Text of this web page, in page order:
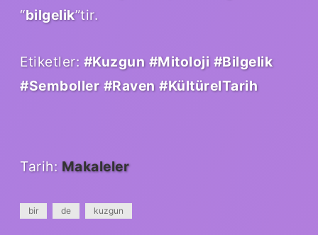
“bilgelik”tir.
Etiketler: #Kuzgun #Mitoloji #Bilgelik
#Semboller #Raven #KültürelTarih
Tarih: Makaleler
bir de kuzgun